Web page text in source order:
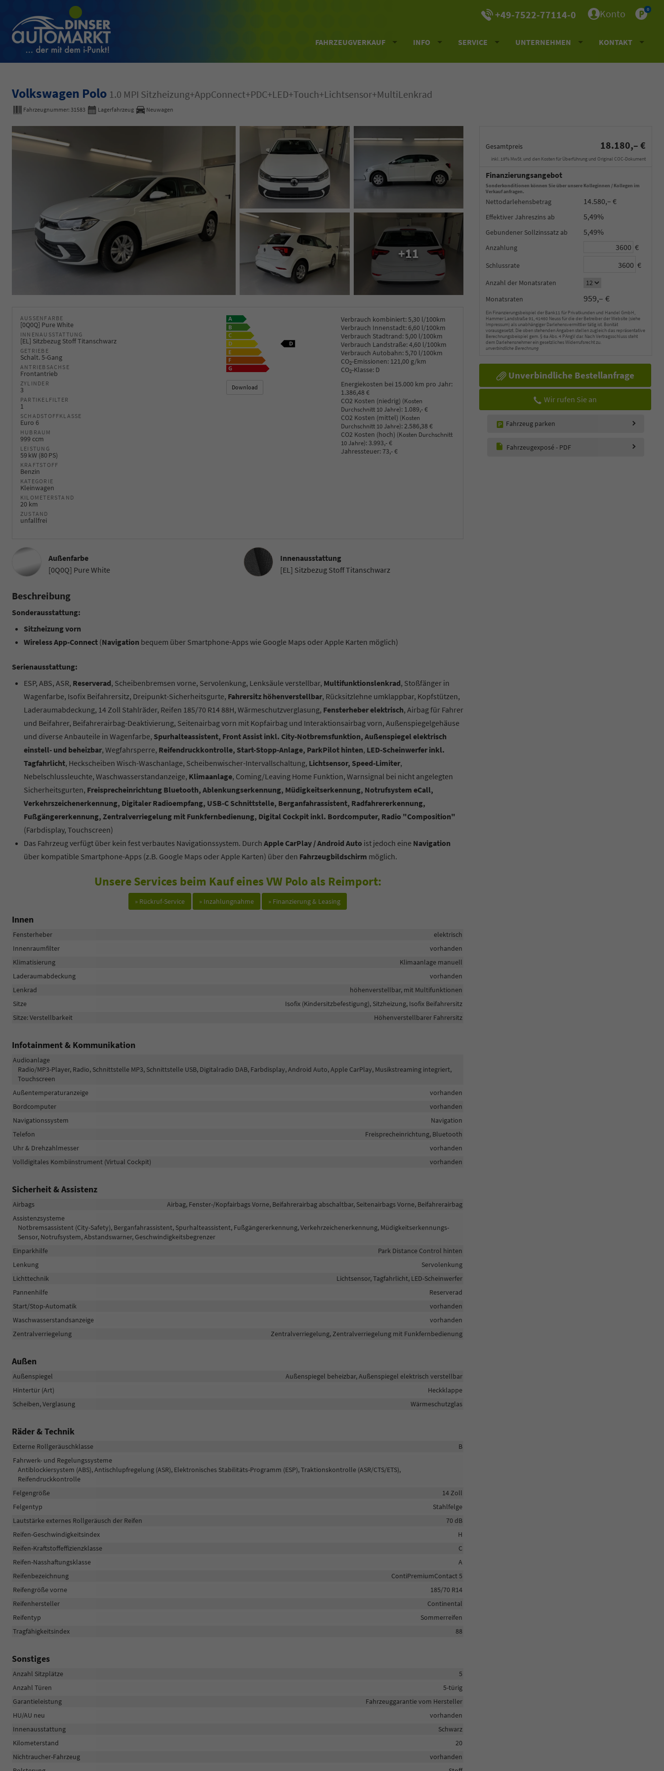
+49-7522-77114-0 Konto 0
FAHRZEUGVERKAUF INFO SERVICE UNTERNEHMEN KONTAKT
Volkswagen Polo 1.0 MPI Sitzheizung+AppConnect+PDC+LED+Touch+Lichtsensor+MultiLenkrad
Fahrzeugnummer: 31583 Lagerfahrzeug Neuwagen
Gesamtpreis 18.180,– €
inkl. 19% MwSt. und den Kosten für Überführung und Original COC-Dokument
Finanzierungsangebot
Sonderkonditionen können Sie über unsere Kolleginnen / Kollegen im
Verkauf anfragen.
Nettodarlehensbetrag 14.580,– €
Effektiver Jahreszins 5,49%
Gebundener Sollzinssatz 5,49%
Anzahlung €
Schlussrate €
Anzahl der Monatsraten
Monatsraten
959,– €
Ein Finanzierungsbeispiel der Bank11 für Privatkunden und Handel GmbH,
Hammer Landstraße 91, 41460 Neuss für die der Betreiber der Website (siehe
Impressum) als unabhängiger Darlehensvermittler tätig ist. Bonität
vorausgesetzt. Die oben stehenden Angaben stellen zugleich das repräsentative
Berechnungsbeispiel gem. § 6a Abs. 4 PAngV dar. Nach Vertragsschluss steht
dem Darlehensnehmer ein gesetzliches Widerrufsrecht zu.
unverbindliche Berechnung
Unverbindliche Bestellanfrage
Wir rufen Sie an
Fahrzeug parken
Fahrzeugexposé - PDF
+11
AUSSENFARBE
[0Q0Q] Pure White
INNENAUSSTATTUNG
[EL] Sitzbezug Stoff Titanschwarz
GETRIEBE
Schalt. 5-Gang
ANTRIEBSACHSE
Frontantrieb
ZYLINDER
3
PARTIKELFILTER
1
SCHADSTOFFKLASSE
Euro 6
HUBRAUM
999 ccm
LEISTUNG
59 kW (80 PS)
KRAFTSTOFF
Benzin
KATEGORIE
Kleinwagen
KILOMETERSTAND
20 km
ZUSTAND
unfallfrei
Verbrauch kombiniert:5,30 l/100km
Verbrauch Innenstadt:6,60 l/100km
Verbrauch Stadtrand:5,00 l/100km
Verbrauch Landstraße:4,60 l/100km
Verbrauch Autobahn:5,70 l/100km
CO2-Emissionen: 121,00 g/km
CO2-Klasse: D
Download
Energiekosten bei 15.000 km pro Jahr:
1.386,48 €
CO2 Kosten (niedrig) (Kosten
Durchschnitt 10 Jahre): 1.089,- €
CO2 Kosten (mittel) (Kosten
Durchschnitt 10 Jahre):2.586,38 €
CO2 Kosten (hoch) (Kosten Durchschnitt
10 Jahre):3.993,- €
Jahressteuer:73,- €
Außenfarbe
[0Q0Q] Pure White
InnenausstattungInnenausstattung
[EL] Sitzbezug Stoff Titanschwarz
Beschreibung
Sonderausstattung:
Sitzheizung vorn
Wireless App-Connect (Navigation bequem über Smartphone-Apps wie Google Maps oder Apple Karten möglich)
Serienausstattung:
ESP, ABS, ASR, Reserverad, Scheibenbremsen vorne, Servolenkung, Lenksäule verstellbar, Multifunktionslenkrad, Stoßfänger in
Wagenfarbe, Isofix Beifahrersitz, Dreipunkt-Sicherheitsgurte, Fahrersitz höhenverstellbar, Rücksitzlehne umklappbar, Kopfstützen,
Laderaumabdeckung, 14 Zoll Stahlräder, Reifen 185/70 R14 88H, Wärmeschutzverglasung, Fensterheber elektrisch, Airbag für Fahrer
und Beifahrer, Beifahrerairbag-Deaktivierung, Seitenairbag vorn mit Kopfairbag und Interaktionsairbag vorn, Außenspiegelgehäuse
und diverse Anbauteile in Wagenfarbe, Spurhalteassistent, Front Assist inkl. City-Notbremsfunktion, Außenspiegel elektrisch
einstell- und beheizbar, Wegfahrsperre, Reifendruckkontrolle, Start-Stopp-Anlage, ParkPilot hinten, LED-Scheinwerfer inkl.
Tagfahrlicht, Heckscheiben Wisch-Waschanlage, Scheibenwischer-Intervallschaltung, Lichtsensor, Speed-Limiter,
Nebelschlussleuchte, Waschwasserstandanzeige, Klimaanlage, Coming/Leaving Home Funktion, Warnsignal bei nicht angelegten
Sicherheitsgurten, Freisprecheinrichtung Bluetooth, Ablenkungserkennung, Müdigkeitserkennung, Notrufsystem eCall,
Verkehrszeichenerkennung, Digitaler Radioempfang, USB-C Schnittstelle, Berganfahrassistent, Radfahrererkennung,
Fußgängererkennung, Zentralverriegelung mit Funkfernbedienung, Digital Cockpit inkl. Bordcomputer, Radio "Composition"
(Farbdisplay, Touchscreen)
Das Fahrzeug verfügt über kein fest verbautes Navigationssystem. Durch Apple CarPlay / Android Auto ist jedoch eine Navigation
über kompatible Smartphone-Apps (z.B. Google Maps oder Apple Karten) über den Fahrzeugbildschirm möglich.
Unsere Services beim Kauf eines VW Polo als Reimport:
» Rückruf-Service » Inzahlungnahme » Finanzierung & Leasing
Innen
Fensterheber
elektrisch
Innenraumfilter
vorhanden
Klimatisierung
Klimaanlage manuell
Laderaumabdeckung
vorhanden
Lenkrad
höhenverstellbar, mit Multifunktionen
Sitze
Isofix (Kindersitzbefestigung), Sitzheizung, Isofix Beifahrersitz
Sitze: Verstellbarkeit
Höhenverstellbarer Fahrersitz
Infotainment & Kommunikation
Audioanlage
Radio/MP3-Player, Radio, Schnittstelle MP3, Schnittstelle USB, Digitalradio DAB, Farbdisplay, Android Auto, Apple CarPlay, Musikstreaming integriert,
Touchscreen
Außentemperaturanzeige
vorhanden
Bordcomputer
vorhanden
Navigationssystem
Navigation
Telefon
Freisprecheinrichtung, Bluetooth
Uhr & Drehzahlmesser
vorhanden
Volldigitales Kombiinstrument (Virtual Cockpit)
vorhanden
Sicherheit & Assistenz
Airbags
Airbag, Fenster-/Kopfairbags Vorne, Beifahrerairbag abschaltbar, Seitenairbags Vorne, Beifahrerairbag
Assistenzsysteme
Notbremsassistent (City-Safety), Berganfahrassistent, Spurhalteassistent, Fußgängererkennung, Verkehrzeichenerkennung, Müdigkeitserkennungs-
Sensor, Notrufsystem, Abstandswarner, Geschwindigkeitsbegrenzer
Einparkhilfe
Park Distance Control hinten
Lenkung
Servolenkung
Lichttechnik
Lichtsensor, Tagfahrlicht, LED-Scheinwerfer
Pannenhilfe
Reserverad
Start/Stop-Automatik
vorhanden
Waschwasserstandsanzeige
vorhanden
Zentralverriegelung
Zentralverriegelung, Zentralverriegelung mit Funkfernbedienung
Außen
Außenspiegel
Außenspiegel beheizbar, Außenspiegel elektrisch verstellbar
Hintertür (Art)
Heckklappe
Scheiben, Verglasung
Wärmeschutzglas
Räder & Technik
Externe Rollgeräuschklasse
B
Fahrwerk- und Regelungssysteme
Antiblockiersystem (ABS), Antischlupfregelung (ASR), Elektronisches Stabilitäts-Programm (ESP), Traktionskontrolle (ASR/CTS/ETS),
Reifendruckkontrolle
Felgengröße
14 Zoll
Felgentyp
Stahlfelge
Lautstärke externes Rollgeräusch der Reifen
70 dB
Reifen-Geschwindigkeitsindex
H
Reifen-Kraftstoffeffizienzklasse
C
Reifen-Nasshaftungsklasse
A
Reifenbezeichnung
ContiPremiumContact 5
Reifengröße vorne
185/70 R14
Reifenhersteller
Continental
Reifentyp
Sommerreifen
Tragfähigkeitsindex
88
Sonstiges
Anzahl Sitzplätze
5
Anzahl Türen
5-türig
Garantieleistung
Fahrzeuggarantie vom Hersteller
HU/AU neu
vorhanden
Innenausstattung
Schwarz
Kilometerstand
20
Nichtraucher-Fahrzeug
vorhanden